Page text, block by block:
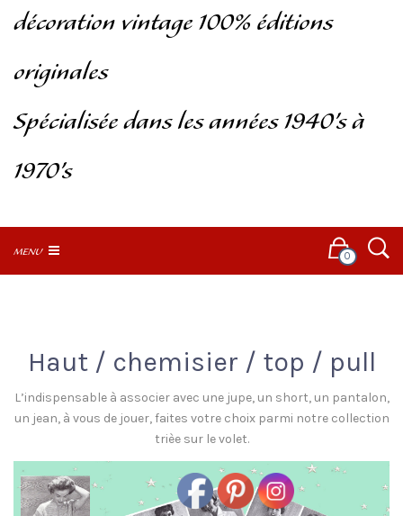
décoration vintage 100% éditions
originales
Spécialisée dans les années 1940’s à
1970’s
MENU 0
Haut / chemisier / top / pull
L’indispensable à associer avec une jupe, un short, un pantalon,
un jean, à vous de jouer, faites votre choix parmi notre collection
trièe sur le volet.